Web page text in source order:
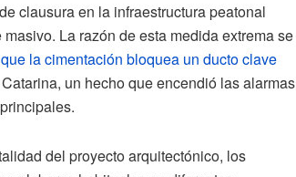
clausura en la infraestructura peatonal
La razón de esta medida extrema se
la cimentación bloquea un ducto clave
un hecho que encendió las alarmas
del proyecto arquitectónico, los